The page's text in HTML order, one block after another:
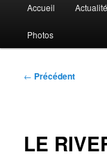
principal
Accueil Actualité
Photos
Navigation
← Précédent
LE